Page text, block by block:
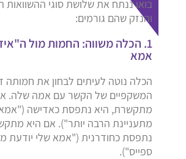
בואו ננתח את שלושת סוגי ההשוואות
והנזק שהם גורמים:
1. הכלה משווה: החמות מול
אמא
הכלה נוטה לעיתים לבחון את חמותה
המשקפיים של הקשר עם אמה שלה.
מתקשרת, היא נתפסת כאדישה
מתעניינת הרבה יותר"). אם היא
נתפסת כחודרנית ("אמא שלי יודעת
ספייס").